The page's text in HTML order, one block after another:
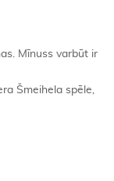
Mīnuss varbūt ir
Šmeihela spēle,